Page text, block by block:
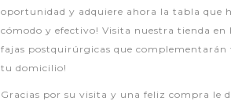
oportunidad y adquiere ahora la tabla que
cómodo y efectivo! Visita nuestra tienda
fajas postquirúrgicas que complementarán
tu domicilio!
Gracias por su visita y una feliz compra le